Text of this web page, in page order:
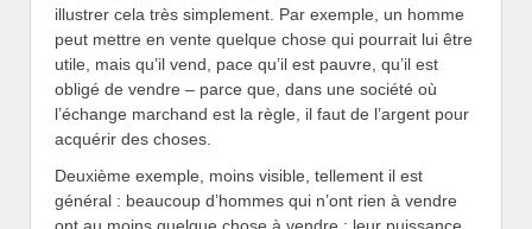
illustrer cela très simplement. Par exemple, un homme
peut mettre en vente quelque chose qui pourrait lui être
utile, mais qu’il vend, pace qu’il est pauvre, qu’il est
obligé de vendre – parce que, dans une société où
l’échange marchand est la règle, il faut de l’argent pour
acquérir des choses.
Deuxième exemple, moins visible, tellement il est
général : beaucoup d’hommes qui n’ont rien à vendre
ont au moins quelque chose à vendre : leur puissance